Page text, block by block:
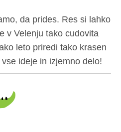
da prides. Res si lahko
v Velenju tako cudovita
leto priredi tako krasen
ideje in izjemno delo!